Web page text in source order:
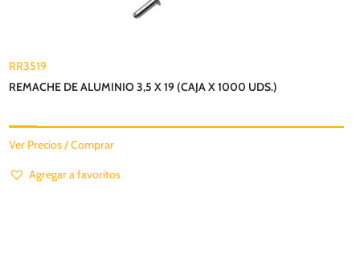
RR3519
REMACHE DE ALUMINIO 3,5 X 19 (CAJA X 1000 UDS.)
Ver Precios / Comprar
Agregar a favoritos